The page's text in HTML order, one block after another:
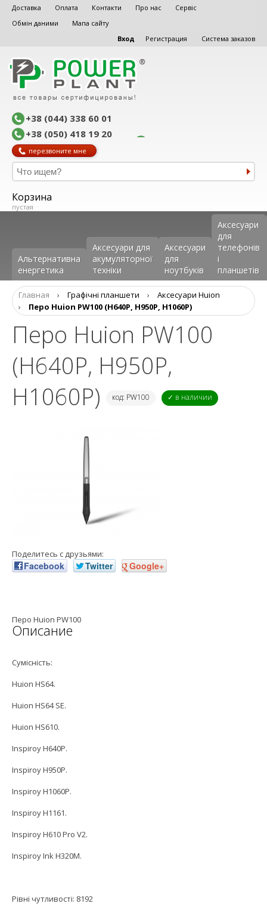
Доставка Оплата Контакти Про нас
Сервіс
Обмін даними
Мапа сайту
Вход
Регистрация Система заказов
+38 (044) 338 60 01
+38 (050) 418 19 20
перезвоните мне
Корзина
пустая
Альтернативна
енергетика
Аксесуари для
акумуляторної
техніки
Аксесуари
для
ноутбуків
Аксеcуари
для
телефонів
і
планшетів
Главная › Графічні планшети ›
Аксесуари Huion
›
Перо Huion PW100 (H640P, H950P, H1060P)
Перо Huion PW100
(H640P, H950P,
H1060P)
код: PW100 ✓ в наличии
Поделитесь с друзьями:
Facebook Twitter Google+
Описание
Перо Huion PW100
Сумісність:
Huion HS64.
Huion HS64 SE.
Huion HS610.
Inspiroy H640P.
Inspiroy H950P.
Inspiroy H1060P.
Inspiroy H1161.
Inspiroy H610 Pro V2.
Inspiroy Ink H320M.
Рівні чутливості: 8192